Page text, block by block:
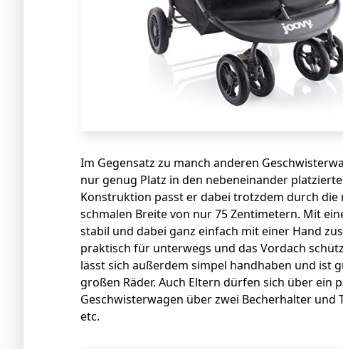
Im Gegensatz zu manch anderen
nur genug Platz in den nebeneinander
Konstruktion passt er dabei trotzdem durch die
schmalen Breite von nur 75 Zentimetern. Mit
stabil und dabei ganz einfach mit einer Hand
praktisch für unterwegs und das Vordach
lässt sich außerdem simpel handhaben und ist
großen Räder. Auch Eltern dürfen sich über ein
Geschwisterwagen über zwei Becherhalter und
etc.